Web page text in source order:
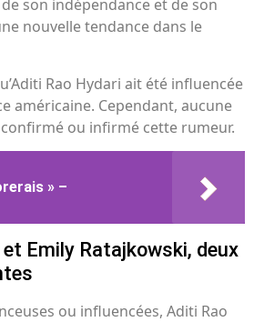
son indépendance et de son
nouvelle tendance dans le
Rao Hydari ait été influencée
américaine. Cependant, aucune
confirmé ou infirmé cette rumeur.
» –
Emily Ratajkowski, deux
ou influencées, Aditi Rao